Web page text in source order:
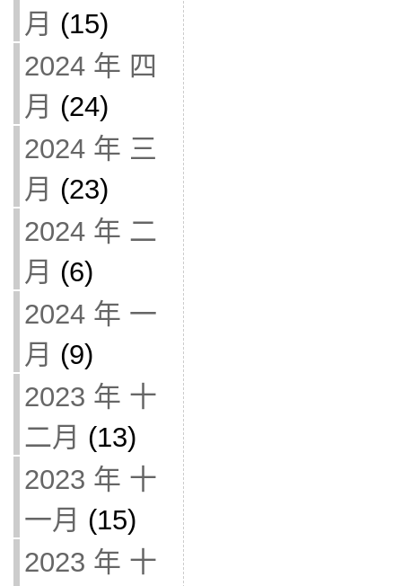
月 (15)
2024 年 四
月 (24)
2024 年 三
月 (23)
2024 年 二
月 (6)
2024 年 一
月 (9)
2023 年 十
二月 (13)
2023 年 十
一月 (15)
2023 年 十